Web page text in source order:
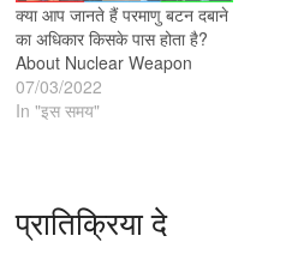
क्या आप जानते हैं परमाणु बटन दबाने
का अधिकार किसके पास होता है?
About Nuclear Weapon
07/03/2022
In "इस समय"
प्रातिक्रिया दे